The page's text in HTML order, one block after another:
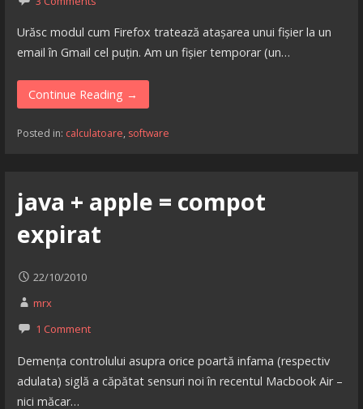
Urăsc modul cum Firefox tratează atașarea unui fișier la un
email în Gmail cel puțin. Am un fișier temporar (un…
Continue Reading →
Posted in: calculatoare, software
java + apple = compot
expirat
22/10/2010
mrx
1 Comment
Demența controlului asupra orice poartă infama (respectiv
adulata) siglă a căpătat sensuri noi în recentul Macbook Air –
nici măcar…